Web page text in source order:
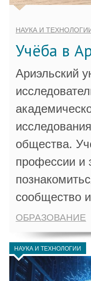
НАУКА И
Учёба в
Ариэльский
общества.
профессии и
сообщество
ОБРАЗОВАНИЕ
НАУКА И ТЕХНОЛОГИИ